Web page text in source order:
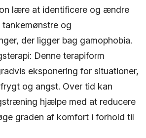
lære at identificere og ændre
og
der ligger bag gamophobia.
Denne terapiform
eksponering for situationer,
og angst. Over tid kan
hjælpe med at reducere
graden af komfort i forhold til